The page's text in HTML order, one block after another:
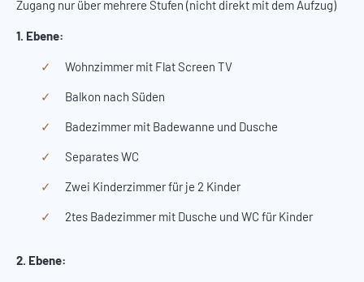
Zugang nur über mehrere Stufen (nicht direkt mit dem Aufzug)
1. Ebene:
Wohnzimmer mit Flat Screen TV
Balkon nach Süden
Badezimmer mit Badewanne und Dusche
Separates WC
Zwei Kinderzimmer für je 2 Kinder
2tes Badezimmer mit Dusche und WC für Kinder
2. Ebene: